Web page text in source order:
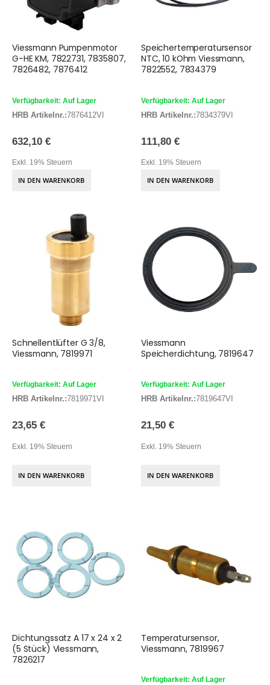
Viessmann Pumpenmotor
G-HE KM, 7822731, 7835807,
7826482, 7876412
Verfügbarkeit: Auf Lager
HRB Artikelnr.:7876412VI
632,10 €
Exkl. 19% Steuern
IN DEN WARENKORB
Speichertemperatursensor
NTC, 10 kOhm Viessmann,
7822552, 7834379
Verfügbarkeit: Auf Lager
HRB Artikelnr.:7834379VI
111,80 €
Exkl. 19% Steuern
IN DEN WARENKORB
Schnellentlüfter G 3/8,
Viessmann, 7819971
Verfügbarkeit: Auf Lager
HRB Artikelnr.:7819971VI
23,65 €
Exkl. 19% Steuern
IN DEN WARENKORB
Viessmann
Speicherdichtung, 7819647
Verfügbarkeit: Auf Lager
HRB Artikelnr.:7819647VI
21,50 €
Exkl. 19% Steuern
IN DEN WARENKORB
Dichtungssatz A 17 x 24 x 2
(5 Stück) Viessmann,
7826217
Temperatursensor,
Viessmann, 7819967
Verfügbarkeit: Auf Lager